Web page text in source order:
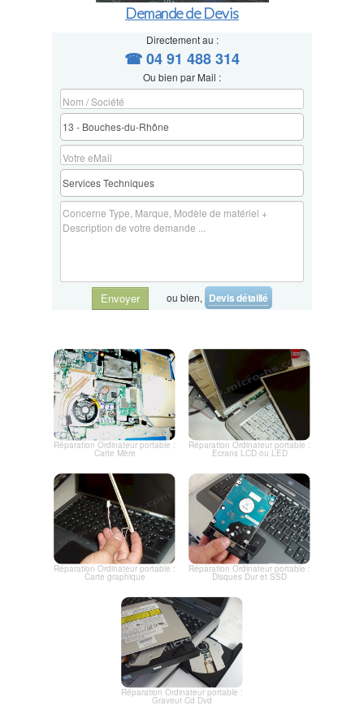
Demande de Devis
Directement au :
☎ 04 91 488 314
Ou bien par Mail :
Envoyer ou bien, Devis détaillé
Réparation Ordinateur portable :
Carte Mère
Réparation Ordinateur portable :
Ecrans LCD ou LED
Réparation Ordinateur portable :
Carte graphique
Réparation Ordinateur portable :
Disques Dur et SSD
Réparation Ordinateur portable :
Graveur Cd Dvd